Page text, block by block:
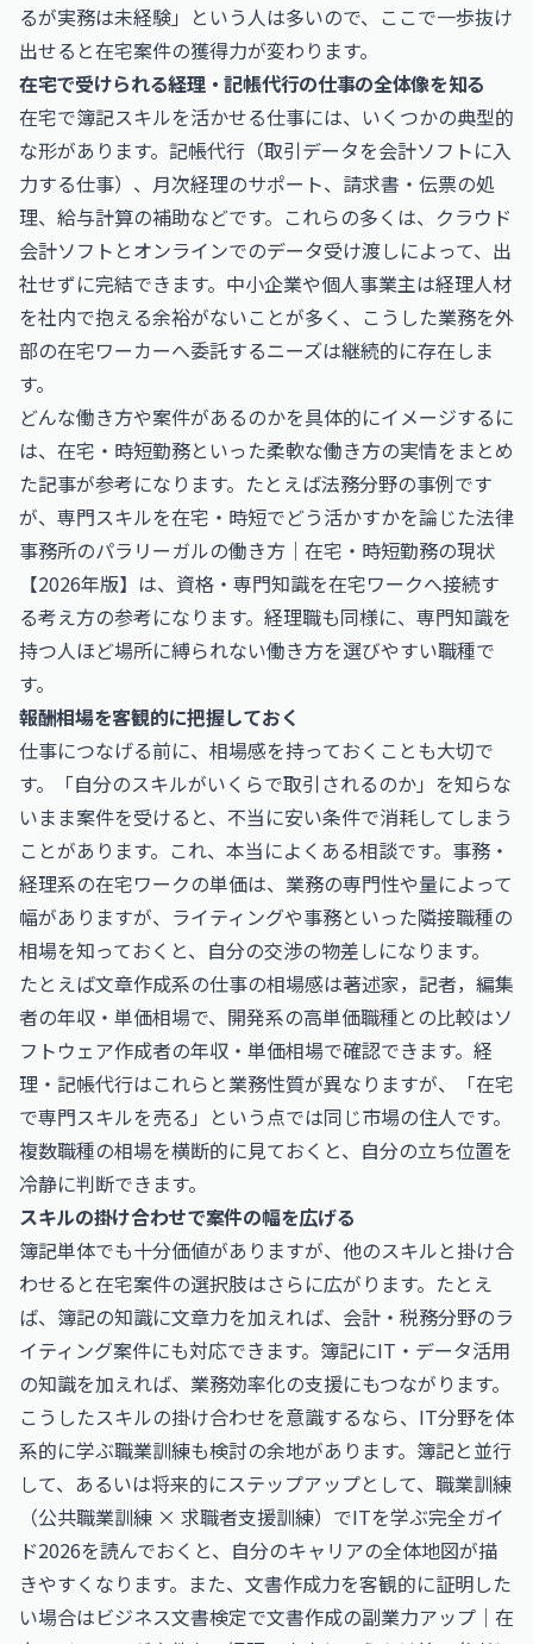
るが実務は未経験」という人は多いので、ここで一歩抜け
出せると在宅案件の獲得力が変わります。
在宅で受けられる経理・記帳代行の仕事の全体像を知る
在宅で簿記スキルを活かせる仕事には、いくつかの典型的
な形があります。記帳代行（取引データを会計ソフトに入
力する仕事）、月次経理のサポート、請求書・伝票の処
理、給与計算の補助などです。これらの多くは、クラウド
会計ソフトとオンラインでのデータ受け渡しによって、出
社せずに完結できます。中小企業や個人事業主は経理人材
を社内で抱える余裕がないことが多く、こうした業務を外
部の在宅ワーカーへ委託するニーズは継続的に存在しま
す。
どんな働き方や案件があるのかを具体的にイメージするに
は、在宅・時短勤務といった柔軟な働き方の実情をまとめ
た記事が参考になります。たとえば法務分野の事例です
が、専門スキルを在宅・時短でどう活かすかを論じた法律
事務所のパラリーガルの働き方｜在宅・時短勤務の現状
【2026年版】 は、資格・専門知識を在宅ワークへ接続す
る考え方の参考になります。経理職も同様に、専門知識を
持つ人ほど場所に縛られない働き方を選びやすい職種で
す。
報酬相場を客観的に把握しておく
仕事につなげる前に、相場感を持っておくことも大切で
す。「自分のスキルがいくらで取引されるのか」を知らな
いまま案件を受けると、不当に安い条件で消耗してしまう
ことがあります。これ、本当によくある相談です。事務・
経理系の在宅ワークの単価は、業務の専門性や量によって
幅がありますが、ライティングや事務といった隣接職種の
相場を知っておくと、自分の交渉の物差しになります。
たとえば文章作成系の仕事の相場感は著述家，記者，編集
者の年収・単価相場で、開発系の高単価職種との比較はソ
フトウェア作成者の年収・単価相場で確認できます。経
理・記帳代行はこれらと業務性質が異なりますが、「在宅
で専門スキルを売る」という点では同じ市場の住人です。
複数職種の相場を横断的に見ておくと、自分の立ち位置を
冷静に判断できます。
スキルの掛け合わせで案件の幅を広げる
簿記単体でも十分価値がありますが、他のスキルと掛け合
わせると在宅案件の選択肢はさらに広がります。たとえ
ば、簿記の知識に文章力を加えれば、会計・税務分野のラ
イティング案件にも対応できます。簿記にIT・データ活用
の知識を加えれば、業務効率化の支援にもつながります。
こうしたスキルの掛け合わせを意識するなら、IT分野を体
系的に学ぶ職業訓練も検討の余地があります。簿記と並行
して、あるいは将来的にステップアップとして、 職業訓練
（公共職業訓練 × 求職者支援訓練）でITを学ぶ完全ガイ
ド2026を読んでおくと、自分のキャリアの全体地図が描
きやすくなります。また、文書作成力を客観的に証明した
い場合はビジネス文書検定で文書作成の副業力アップ｜在